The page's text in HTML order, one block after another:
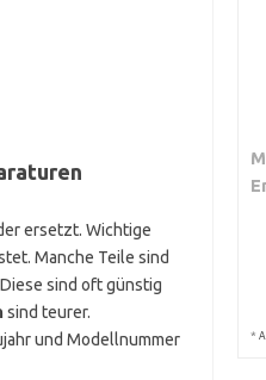
ersetzt. Wichtige
Manche Teile sind
sind oft günstig
sind teurer.
und Modellnummer
*